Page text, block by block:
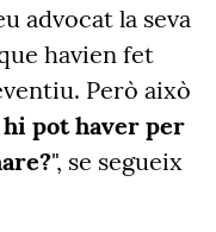
advocat la seva
havien fet
Però això
pot haver per
", se segueix